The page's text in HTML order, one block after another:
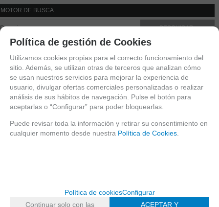
MOTOR DE BUSCA
CURSOS
FANTASIA
MAQUILLAJE AL AGUA
PURPURINAS COSMÉTICAS
CRYSTAL FLAKES
PURPURINA COSMÉTICA EN GEL
PURPURINA COSMÉTICA (BIO)
Política de gestión de Cookies
Utilizamos cookies propias para el correcto funcionamiento del
sitio. Además, se utilizan otras de terceros que analizan cómo
se usan nuestros servicios para mejorar la experiencia de
usuario, divulgar ofertas comerciales personalizadas o realizar
análisis de sus hábitos de navegación. Pulse el botón para
aceptarlas o “Configurar” para poder bloquearlas.
Puede revisar toda la información y retirar su consentimiento en
cualquier momento desde nuestra Política de Cookies
Política de cookiesConfigurar
Continuar solo con las
ACEPTAR Y